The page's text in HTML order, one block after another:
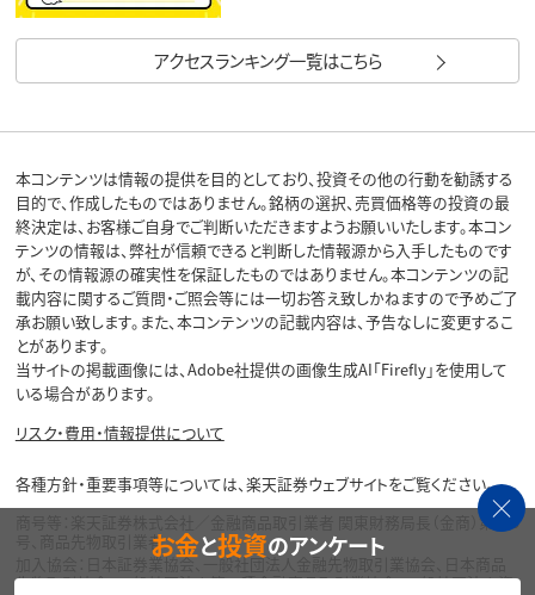
アクセスランキング一覧はこちら
本コンテンツは情報の提供を目的としており、投資その他の行動を勧誘する
目的で、作成したものではありません。銘柄の選択、売買価格等の投資の最
終決定は、お客様ご自身でご判断いただきますようお願いいたします。本コン
テンツの情報は、弊社が信頼できると判断した情報源から入手したものです
が、その情報源の確実性を保証したものではありません。本コンテンツの記
載内容に関するご質問・ご照会等には一切お答え致しかねますので予めご了
承お願い致します。また、本コンテンツの記載内容は、予告なしに変更するこ
とがあります。
当サイトの掲載画像には、Adobe社提供の画像生成AI「Firefly」を使用して
いる場合があります。
リスク・費用・情報提供について
各種方針・重要事項等については、楽天証券ウェブサイトをご覧ください。
商号等：楽天証券株式会社／金融商品取引業者 関東財務局長（金商）第195
号、商品先物取引業者
加入協会：日本証券業協会、一般社団法人金融先物取引業協会、日本商品
先物取引協会、一般社団法人第二種金融商品取引業協会、一般社団法人資
お金と投資のアンケート